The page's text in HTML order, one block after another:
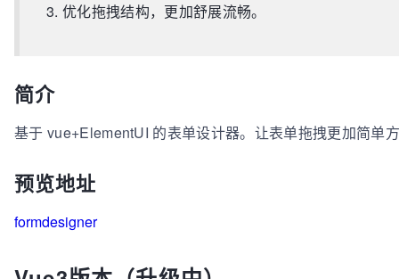
优化拖拽结构，更加舒展流畅。
简介
基于 vue+ElementUI 的表单设计器。让表单拖拽更加简单
预览地址
formdesigner